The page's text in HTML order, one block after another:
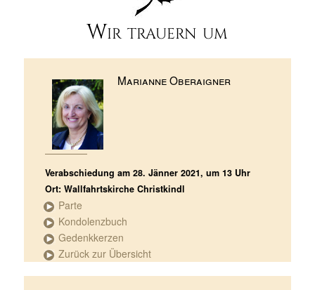
Wir trauern um
Marianne Oberaigner
Verabschiedung am 28. Jänner 2021, um 13 Uhr
Ort: Wallfahrtskirche Christkindl
Parte
Kondolenzbuch
Gedenkkerzen
Zurück zur Übersicht